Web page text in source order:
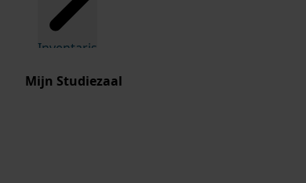
Inventaris
Mijn Studiezaal